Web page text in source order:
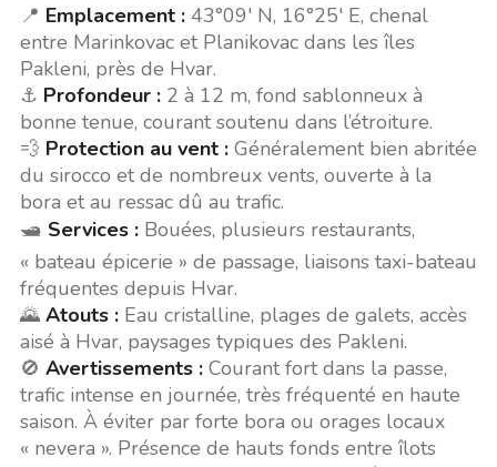
📍 Emplacement :43°09' N, 16°25' E, chenal
entre Marinkovac et Planikovac dans les îles
Pakleni, près de Hvar.
⚓ Profondeur :2 à 12 m, fond sablonneux à
bonne tenue, courant soutenu dans l’étroiture.
💨 Protection au vent :Généralement bien abritée
du sirocco et de nombreux vents, ouverte à la
bora et au ressac dû au trafic.
🛥️ Services :Bouées, plusieurs restaurants,
« bateau épicerie » de passage, liaisons taxi-bateau
fréquentes depuis Hvar.
🌄 Atouts :Eau cristalline, plages de galets, accès
aisé à Hvar, paysages typiques des Pakleni.
🚫 Avertissements :Courant fort dans la passe,
trafic intense en journée, très fréquenté en haute
saison. À éviter par forte bora ou orages locaux
« nevera ». Présence de hauts fonds entre îlots